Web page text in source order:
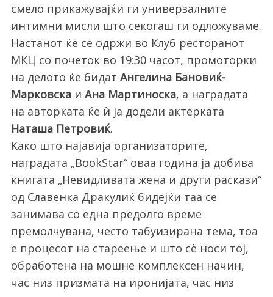
смело прикажувајќи ги универзалните
интимни мисли што секогаш ги одложуваме.
Настанот ќе се одржи во Клуб ресторанот
МКЦ со почеток во 19:30 часот, промоторки
на делото ќе бидат Ангелина Бановиќ-
Марковскаи Ана Мартиноска, а наградата
на авторката ќе ѝ ја додели актерката
Наташа Петровиќ.
Како што најавија организаторите,
наградата „BookStar“ оваа година ја добива
книгата „Невидливата жена и други раскази“
од Славенка Дракулиќ бидејќи таа се
занимава со една предолго време
премолчувана, често табуизирана тема, тоа
е процесот на стареење и што сè носи тој,
обработена на мошне комплексен начин,
час низ призмата на иронијата, час низ